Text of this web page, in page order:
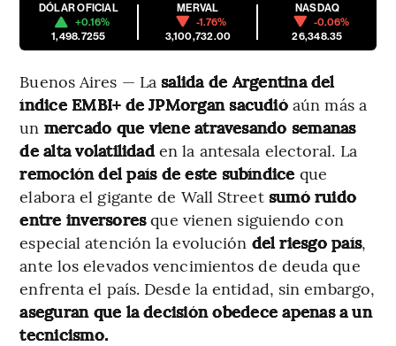
DÓLAR OFICIAL
+0.16%
1,498.7255
MERVAL
-1.76%
3,100,732.00
NASDAQ
-0.06%
26,348.35
Buenos Aires — Lasalida de Argentina del
índice EMBI+ de JPMorgan sacudióaún más a
un mercado que viene atravesando semanas
de alta volatilidaden la antesala electoral. La
remoción del país de este subíndice que
elabora el gigante de Wall Street sumó ruido
entre inversoresque vienen siguiendo con
especial atención la evolución del riesgo país,
ante los elevados vencimientos de deuda que
enfrenta el país. Desde la entidad, sin embargo,
aseguran que la decisión obedece apenas a un
tecnicismo.